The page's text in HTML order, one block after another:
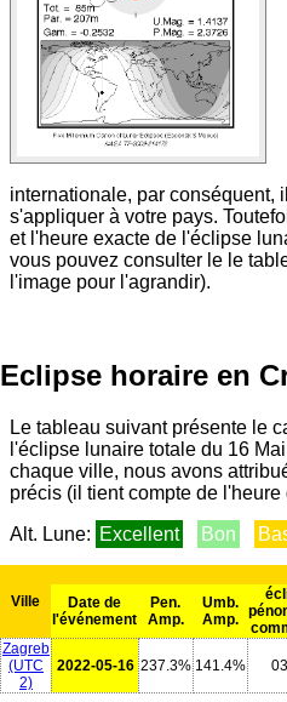
internationale, par conséquent,
s'appliquer à votre pays.
et l'heure exacte de l'éclipse
vous pouvez consulter le le
l'image pour l'agrandir).
Eclipse horaire en
Le tableau suivant présente le
l'éclipse lunaire totale du 16
chaque ville, nous avons
précis (il tient compte de
Alt. Lune: Excellent Bon
Ville
Date de
l'événement
Pen.
Amp.
Umb.
Amp.
Zagreb
(UTC
2)
2022-05-16 237.3% 141.4%